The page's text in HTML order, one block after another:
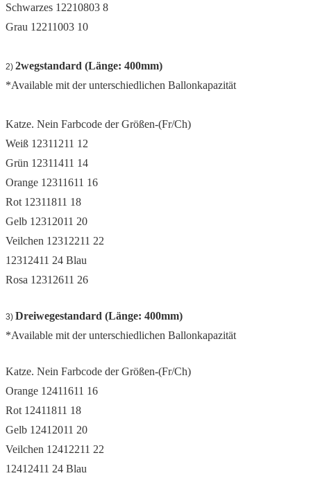
Schwarzes 12210803 8
Grau 12211003 10
2) 2wegstandard (Länge: 400mm)
*Available mit der unterschiedlichen Ballonkapazität
Katze. Nein Farbcode der Größen-(Fr/Ch)
Weiß 12311211 12
Grün 12311411 14
Orange 12311611 16
Rot 12311811 18
Gelb 12312011 20
Veilchen 12312211 22
12312411 24 Blau
Rosa 12312611 26
3) Dreiwegestandard (Länge: 400mm)
*Available mit der unterschiedlichen Ballonkapazität
Katze. Nein Farbcode der Größen-(Fr/Ch)
Orange 12411611 16
Rot 12411811 18
Gelb 12412011 20
Veilchen 12412211 22
12412411 24 Blau